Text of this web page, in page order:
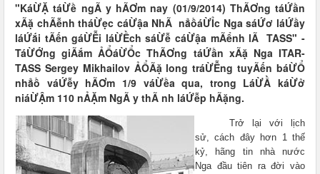
"KáỪẶ táỪề ngÃ y hÃƠm nay (01/9/2014) ThÃƠng táỨần
xÃặ chÃễnh tháỪẹc cáỪậa NhÃ nẳồáỪỈc Nga sáỨơ láỨầy
láỨắi tÃến gáỪỄi láỪỀch sáỪễ cáỪậa mÃểnh lÃ TASS" -
TáỪỚng giÃắm ẢỔáỪỔc ThÃƠng táỨần xÃặ Nga ITAR-
TASS Sergey Mikhailov ẢỔÃặ long tráỪỄng tuyÃến báỪỔ
nhẳồ váỨễy hÃƠm 1/9 váỪềa qua, trong LáỪẦ káỪở
niáỪẬm 110 nẢẶm NgÃ y thÃ nh láỨễp hÃặng.
Trở lại với lịch
sử, cách đây hơn 1 thế
kỷ, hãng tin nhà nước
Nga đầu tiên ra đời vào